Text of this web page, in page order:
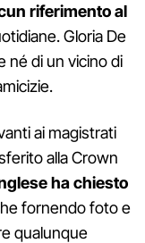
riferimento al
Gloria De
né di un vicino di
ai magistrati
alla Crown
ha chiesto
fornendo foto e
qualunque